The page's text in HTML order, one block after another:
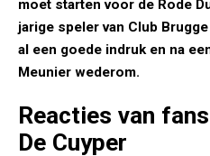
moet starten voor de Rode
jarige speler van Club
al een goede indruk en na
Meunier wederom.
Reacties van
De Cuyper